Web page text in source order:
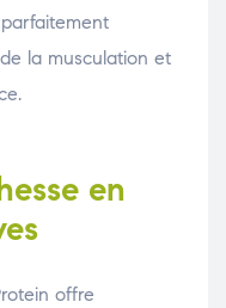
la musculation et
en
offre